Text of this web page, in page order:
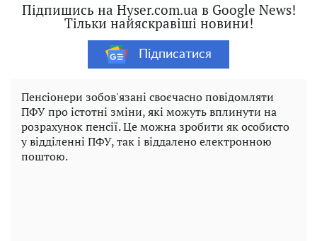
Підпишись на Hyser.com.ua в Google News!
Тільки найяскравіші новини!
Підписатися
Пенсіонери зобов'язані своєчасно повідомляти
ПФУ про істотні зміни, які можуть вплинути на
розрахунок пенсії. Це можна зробити як особисто
у відділенні ПФУ, так і віддалено електронною
поштою.